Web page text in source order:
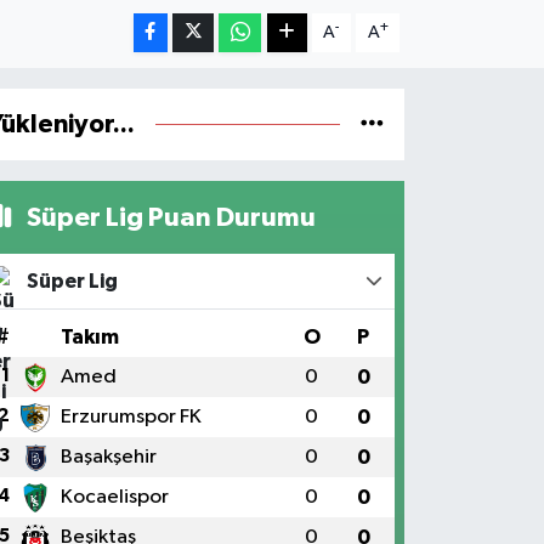
A- A+
Süper Lig Puan Durumu
Süper Lig
Takım O P
1 Amed 0 0
Erzurumspor FK 0 0
3 Başakşehir 0 0
Kocaelispor 0 0
5 Beşiktaş 0 0